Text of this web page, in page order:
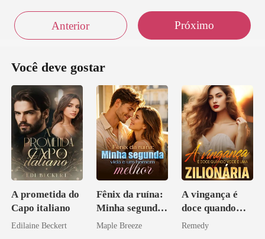
Anterior Próximo
Você deve gostar
A prometida do
Capo italiano
Edilaine Beckert
Fênix da ruína:
Minha segunda
vida e um
Maple Breeze
A vingança é
doce quando
você é uma
Remedy